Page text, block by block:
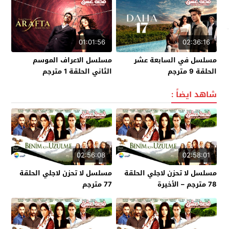
02:36:16
مسلسل في السابعة عشر
الحلقة 9 مترجم
01:01:56
مسلسل الاعراف الموسم
الثاني الحلقة 1 مترجم
شاهد ايضاً :
02:58:01
مسلسل لا تحزن لاجلي الحلقة
78 مترجم – الأخيرة
02:56:08
مسلسل لا تحزن لاجلي الحلقة
77 مترجم